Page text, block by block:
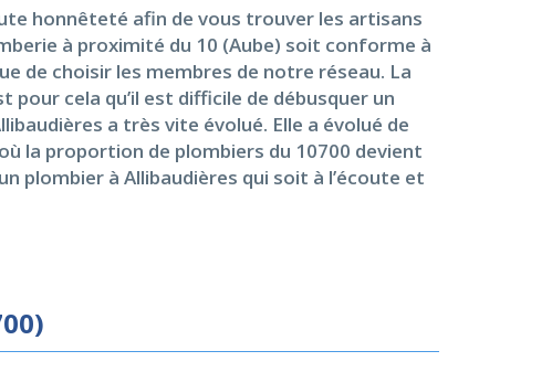
honnêteté afin de vous trouver les artisans
à proximité du 10 (Aube) soit conforme à
de choisir les membres de notre réseau. La
pour cela qu’il est difficile de débusquer un
a très vite évolué. Elle a évolué de
la proportion de plombiers du 10700 devient
plombier à Allibaudières qui soit à l’écoute et